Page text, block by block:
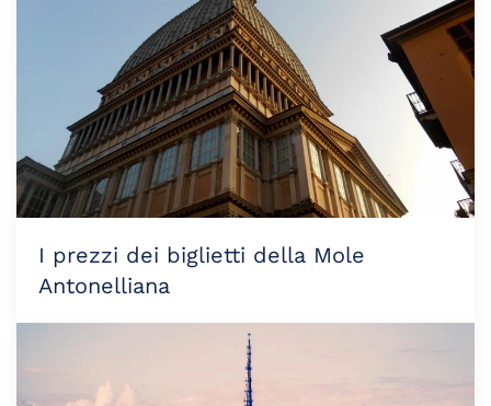
I prezzi dei biglietti della Mole
Antonelliana